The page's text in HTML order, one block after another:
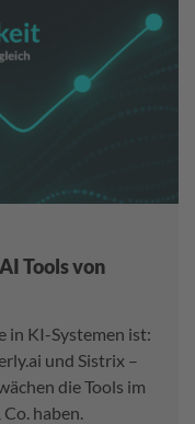
Tools von
in KI-Systemen ist:
und Sistrix –
die Tools im
haben.